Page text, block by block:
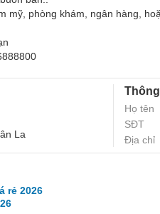
mỹ, phòng khám, ngân hàng,
La
Họ tên
SĐT
Địa chỉ
rẻ 2026